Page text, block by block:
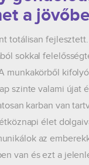
a
totálisan
sokkal
munkakörből
szinte valami újat
karban van
élet
az
van és ezt a